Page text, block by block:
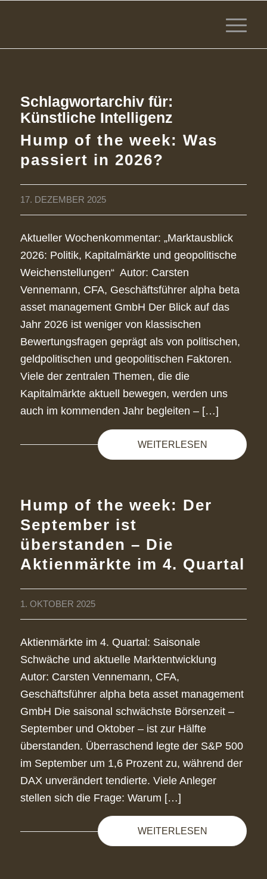
Schlagwortarchiv für:
Künstliche Intelligenz
Hump of the week: Was
passiert in 2026?
17. DEZEMBER 2025
Aktueller Wochenkommentar: „Marktausblick
2026: Politik, Kapitalmärkte und geopolitische
Weichenstellungen“ Autor: Carsten
Vennemann, CFA, Geschäftsführer alpha beta
asset management GmbH Der Blick auf das
Jahr 2026 ist weniger von klassischen
Bewertungsfragen geprägt als von politischen,
geldpolitischen und geopolitischen Faktoren.
Viele der zentralen Themen, die die
Kapitalmärkte aktuell bewegen, werden uns
auch im kommenden Jahr begleiten – […]
WEITERLESEN
Hump of the week: Der
September ist
überstanden – Die
Aktienmärkte im 4. Quartal
1. OKTOBER 2025
Aktienmärkte im 4. Quartal: Saisonale
Schwäche und aktuelle Marktentwicklung
Autor: Carsten Vennemann, CFA,
Geschäftsführer alpha beta asset management
GmbH Die saisonal schwächste Börsenzeit –
September und Oktober – ist zur Hälfte
überstanden. Überraschend legte der S&P 500
im September um 1,6 Prozent zu, während der
DAX unverändert tendierte. Viele Anleger
stellen sich die Frage: Warum […]
WEITERLESEN